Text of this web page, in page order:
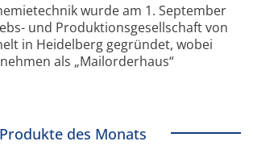
wurde am 1. September
und Produktionsgesellschaft von
in Heidelberg gegründet, wobei
als „Mailorderhaus“
Produkte des Monats